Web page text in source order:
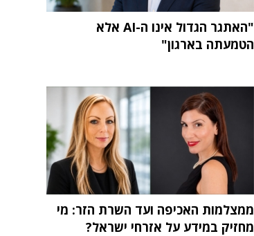
"האתגר הגדול אינו ה-AI אלא
הטמעתה בארגון"
ממצלמות האכיפה ועד השרת הזר: מי
מחזיק במידע על אזרחי ישראל?